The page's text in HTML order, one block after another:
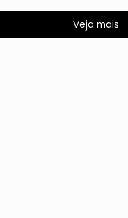
Veja mais